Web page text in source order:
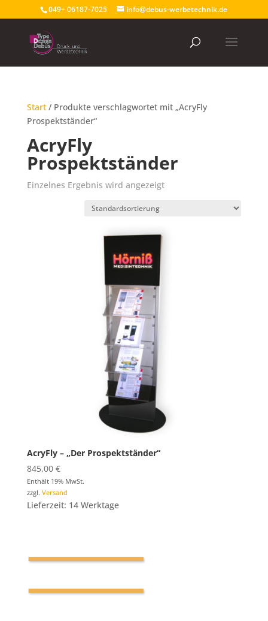
049+ 06187-7025 info@debus-werbetechnik.de
Start/ Produkte verschlagwortet mit „AcryFly
Prospektständer“
AcryFly
Prospektständer
Einzelnes Ergebnis wird angezeigt
AcryFly – „Der Prospektständer“
845,00 €
Enthält 19% MwSt.
zzgl. Versand
Lieferzeit: 14 Werktage